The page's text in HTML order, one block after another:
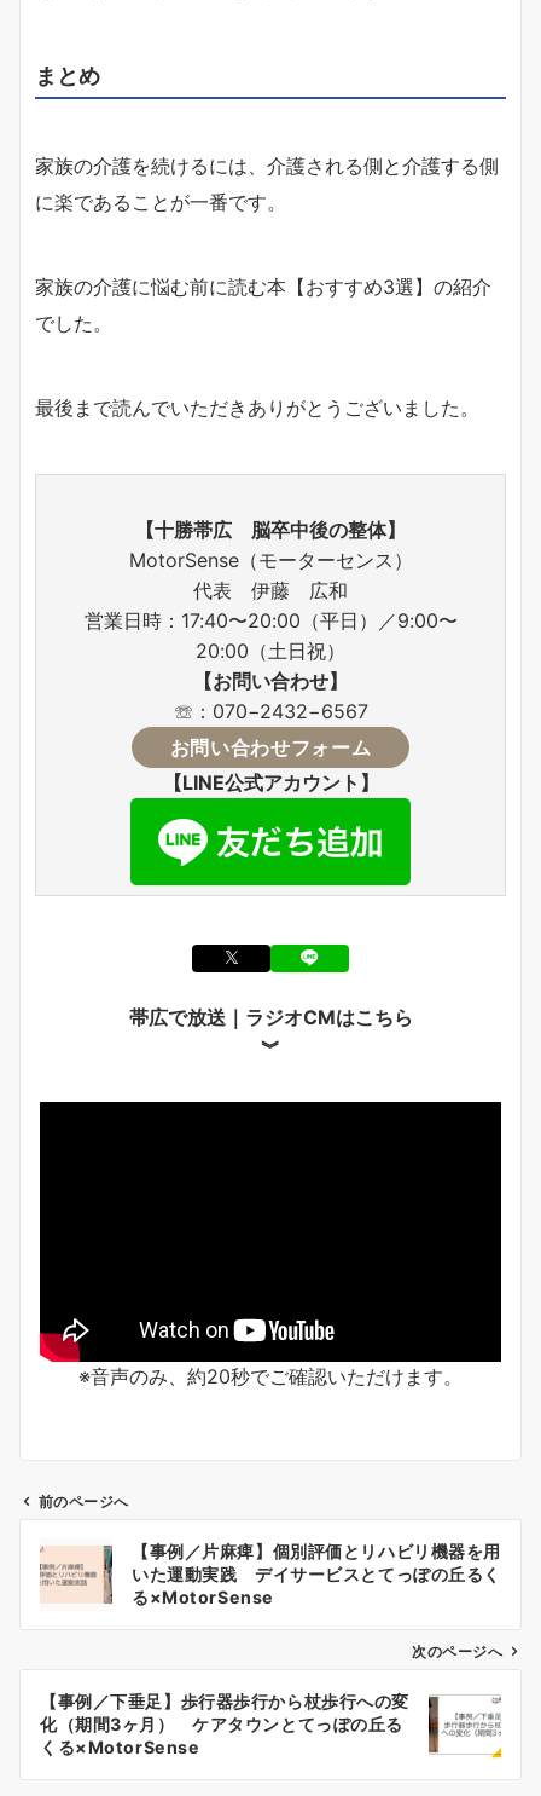
まとめ
家族の介護を続けるには、介護される側と介護する側
に楽であることが一番です。
家族の介護に悩む前に読む本【おすすめ3選】の紹介
でした。
最後まで読んでいただきありがとうございました。
【十勝帯広 脳卒中後の整体】
MotorSense（モーターセンス）
代表 伊藤 広和
営業日時：17:40〜20:00（平日）／9:00〜
20:00（土日祝）
【お問い合わせ】
☏：070−2432−6567
お問い合わせフォーム
【LINE公式アカウント】
帯広で放送｜ラジオCMはこちら
︾
※音声のみ、約20秒でご確認いただけます。
投
ナ
ビ
ゲ
ー
前のページへ
【事例／片麻痺】個別評価とリハビリ機器を用
いた運動実践 デイサービスとてっぽの丘るく
る×MotorSense
次のページへ
【事例／下垂足】歩行器歩行から杖歩行への変
化（期間3ヶ月） ケアタウンとてっぽの丘る
くる×MotorSense